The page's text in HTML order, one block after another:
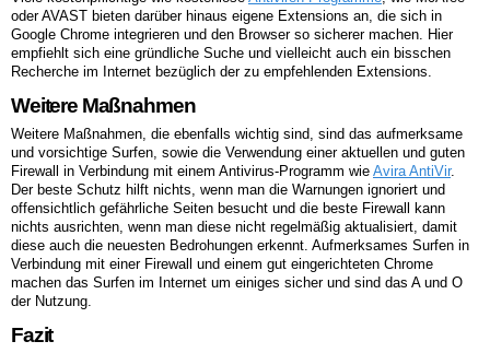
oder AVAST bieten darüber hinaus eigene Extensions an, die sich in
Google Chrome integrieren und den Browser so sicherer machen. Hier
empfiehlt sich eine gründliche Suche und vielleicht auch ein bisschen
Recherche im Internet bezüglich der zu empfehlenden Extensions.
Weitere Maßnahmen
Weitere Maßnahmen, die ebenfalls wichtig sind, sind das aufmerksame
und vorsichtige Surfen, sowie die Verwendung einer aktuellen und guten
Firewall in Verbindung mit einem Antivirus-Programm wie Avira AntiVir.
Der beste Schutz hilft nichts, wenn man die Warnungen ignoriert und
offensichtlich gefährliche Seiten besucht und die beste Firewall kann
nichts ausrichten, wenn man diese nicht regelmäßig aktualisiert, damit
diese auch die neuesten Bedrohungen erkennt. Aufmerksames Surfen in
Verbindung mit einer Firewall und einem gut eingerichteten Chrome
machen das Surfen im Internet um einiges sicher und sind das A und O
der Nutzung.
Fazit